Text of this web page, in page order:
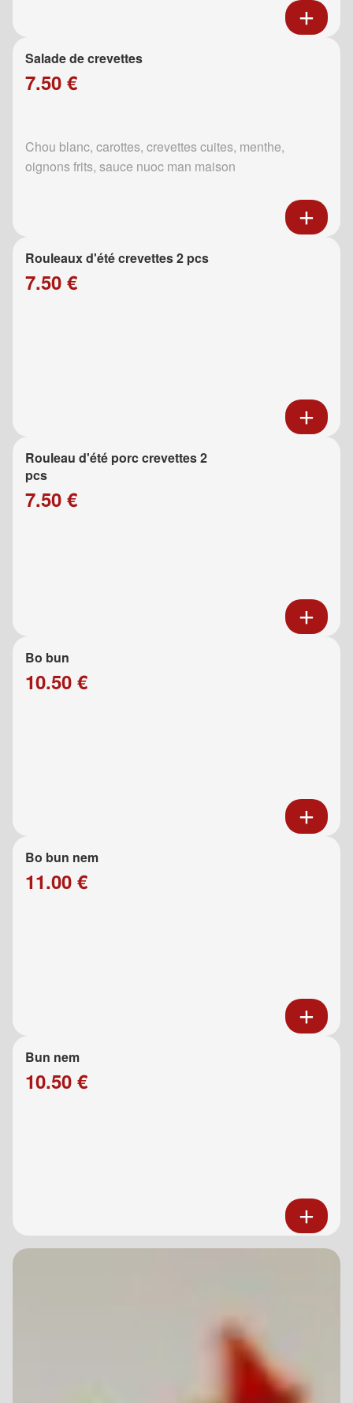
Salade de crevettes
7.50 €
Chou blanc, carottes, crevettes cuites, menthe,
oignons frits, sauce nuoc man maison
Rouleaux d'été crevettes 2 pcs
7.50 €
Rouleau d'été porc crevettes 2
pcs
7.50 €
Bo bun
10.50 €
Bo bun nem
11.00 €
Bun nem
10.50 €